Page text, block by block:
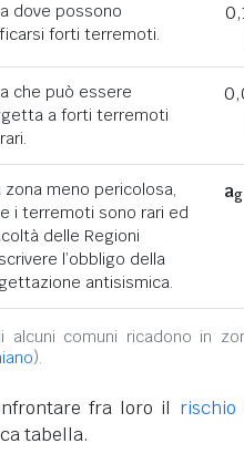
dove possono
forti terremoti.
che può essere
a forti terremoti
zona meno pericolosa,
i terremoti sono rari ed
delle Regioni
l’obbligo della
antisismica.
ag
alcuni comuni ricadono in
).
fra loro il rischio
tabella.